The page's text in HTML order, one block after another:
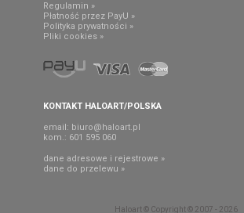
Regulamin »
Płatność przez PayU »
Polityka prywatności »
Pliki cookies »
KONTAKT HALOART/POLSKA
email: biuro@haloart.pl
kom.: 601 595 060
dane adresowe i rejestrowe »
dane do przelewu »
Haloart © Copyright © 2007 - 2026